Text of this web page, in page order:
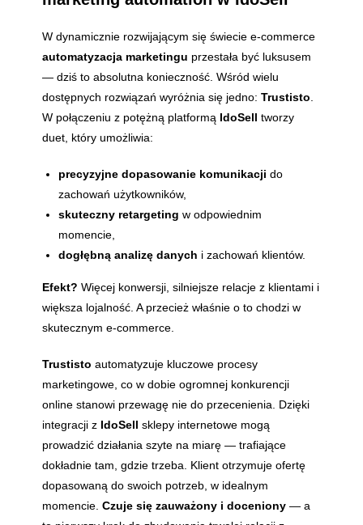
W dynamicznie rozwijającym się świecie e-commerce
automatyzacja marketingu przestała być luksusem
— dziś to absolutna konieczność. Wśród wielu
dostępnych rozwiązań wyróżnia się jedno:Trustisto
W połączeniu z potężną platformą IdoSell tworzy
duet, który umożliwia:
precyzyjne dopasowanie komunikacji do
zachowań użytkowników,
skuteczny retargeting w odpowiednim
momencie,
dogłębną analizę danych i zachowań klientów.
Efekt? Więcej konwersji, silniejsze relacje z klientami i
większa lojalność. A przecież właśnie o to chodzi w
skutecznym e-commerce.
Trustisto automatyzuje kluczowe procesy
marketingowe, co w dobie ogromnej konkurencji
online stanowi przewagę nie do przecenienia. Dzięki
integracji z IdoSell sklepy internetowe mogą
prowadzić działania szyte na miarę — trafiające
dokładnie tam, gdzie trzeba. Klient otrzymuje ofertę
dopasowaną do swoich potrzeb, w idealnym
momencie.Czuje się zauważony i doceniony — a